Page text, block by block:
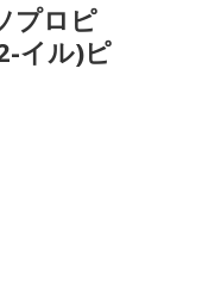
プロピ
イル)ピ